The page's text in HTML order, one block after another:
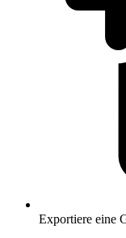
Exportiere eine